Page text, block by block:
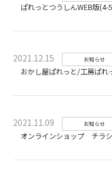
ぱれっとつうしんWEB版
2021.12.15 お知らせ
おかし屋ぱれっと/工房ぱ
2021.11.09 お知らせ
オンラインショップ チラシ